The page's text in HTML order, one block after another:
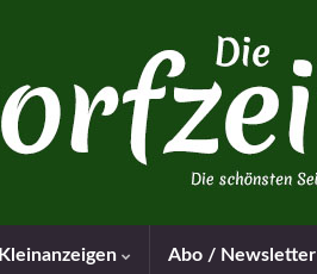
Kleinanzeigen Abo / Newsletter